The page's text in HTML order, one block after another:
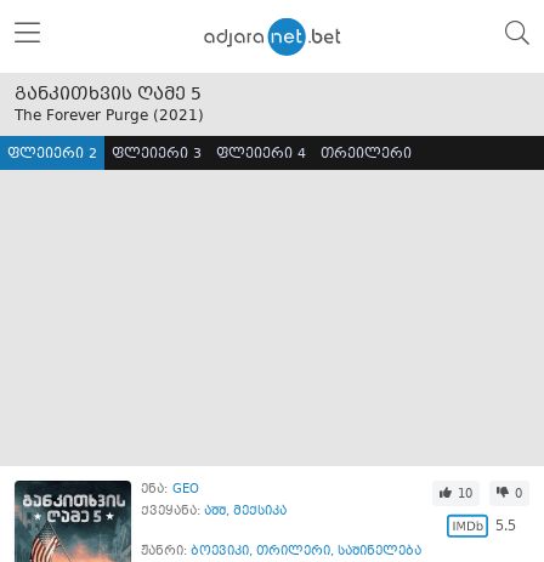
განკითხვის ღამე 5
The Forever Purge (2021)
ფლეიერი 2 ფლეიერი 3 ფლეიერი 4 თრეილერი
ენა: GEO
ქვეყანა: აშშ, მექსიკა
10 0
5.5
ჟანრი: ბოევიკი, თრილერი, საშინელება